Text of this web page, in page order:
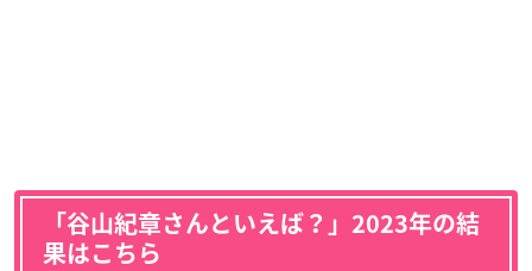
「谷山紀章さんといえば？」2023年の結
果はこちら